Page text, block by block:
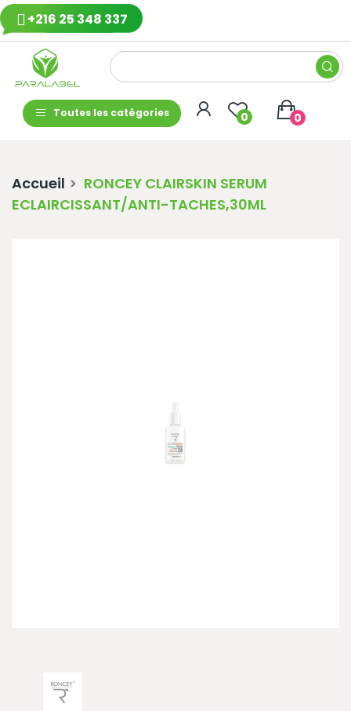
+216 25 348 337
Toutes les catégories 0 0
Accueil
RONCEY CLAIRSKIN SERUM
ECLAIRCISSANT/ANTI-TACHES,30ML